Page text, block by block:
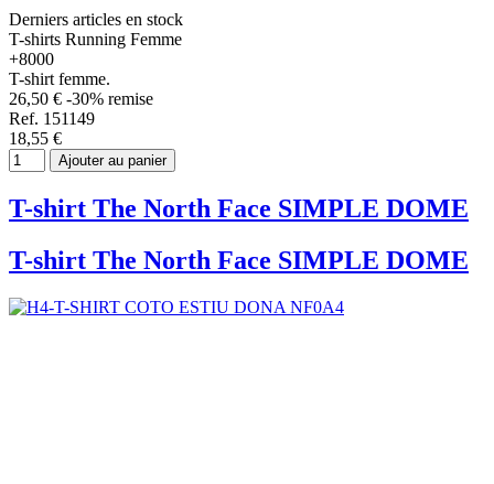
Derniers articles en stock
T-shirts Running Femme
+8000
T-shirt femme.
26,50 € -30% remise
Ref. 151149
18,55 €
Ajouter au panier
T-shirt The North Face SIMPLE DOME
T-shirt The North Face SIMPLE DOME